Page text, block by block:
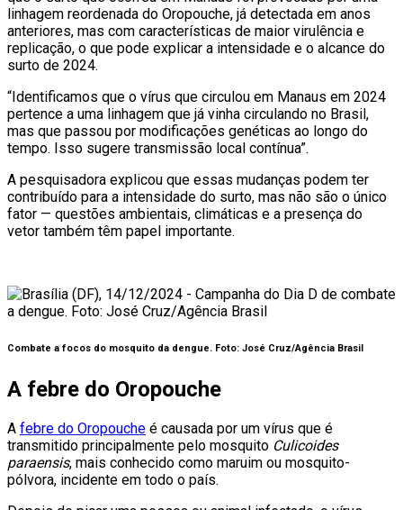
linhagem reordenada do Oropouche, já detectada em anos
anteriores, mas com características de maior virulência e
replicação, o que pode explicar a intensidade e o alcance do
surto de 2024.
“Identificamos que o vírus que circulou em Manaus em 2024
pertence a uma linhagem que já vinha circulando no Brasil,
mas que passou por modificações genéticas ao longo do
tempo. Isso sugere transmissão local contínua”.
A pesquisadora explicou que essas mudanças podem ter
contribuído para a intensidade do surto, mas não são o único
fator — questões ambientais, climáticas e a presença do
vetor também têm papel importante.
Combate a focos do mosquito da dengue. Foto: José Cruz/Agência Brasil
A febre do Oropouche
A febre do Oropouche é causada por um vírus que é
transmitido principalmente pelo mosquito Culicoides
paraensis, mais conhecido como maruim ou mosquito-
pólvora, incidente em todo o país.